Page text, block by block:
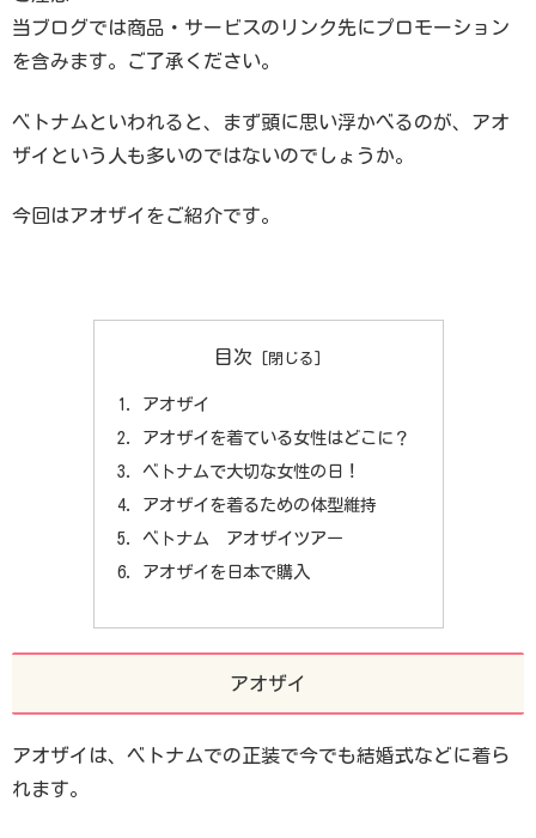
当ブログでは商品・サービスのリンク先にプロモーション
を含みます。ご了承ください。
ベトナムといわれると、まず頭に思い浮かべるのが、アオ
ザイという人も多いのではないのでしょうか。
今回はアオザイをご紹介です。
目次
アオザイ
アオザイを着ている女性はどこに？
ベトナムで大切な女性の日！
アオザイを着るための体型維持
ベトナム アオザイツアー
アオザイを日本で購入
アオザイ
アオザイは、ベトナムでの正装で今でも結婚式などに着ら
れます。